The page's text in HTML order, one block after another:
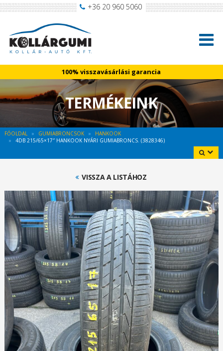
+36 20 960 5060
100% visszavásárlási garancia
TERMÉKEINK
FŐOLDAL GUMIABRONCSOK
HANKOOK
4DB 215/65×17″ HANKOOK NYÁRI GUMIABRONCS. (3828346)
VISSZA A LISTÁHOZ